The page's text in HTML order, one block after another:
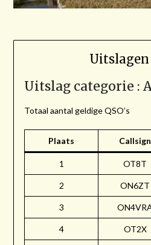
Uitslagen
Uitslag categorie :
Totaal aantal geldige QSO’s
Plaats Callsign
1 OT8T
2 ON6ZT
3
4 OT2X